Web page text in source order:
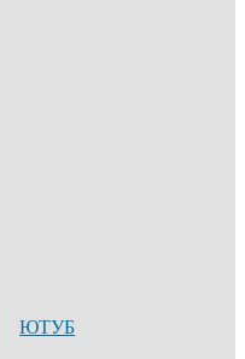
ЮТУБ